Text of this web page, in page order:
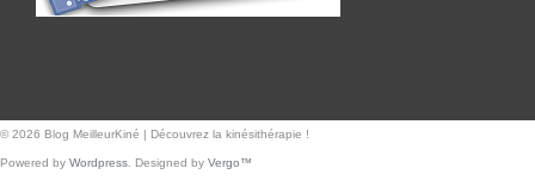
© 2026 Blog MeilleurKiné | Découvrez la kinésithérapie !
Powered by Wordpress. Designed by Vergo™